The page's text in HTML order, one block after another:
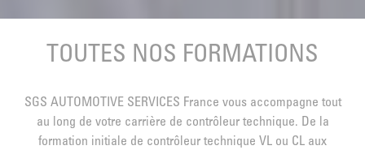
TOUTES NOS FORMATIONS
SGS AUTOMOTIVE SERVICES France vous accompagne tout
au long de votre carrière de contrôleur technique. De la
formation initiale de contrôleur technique VL ou CL aux